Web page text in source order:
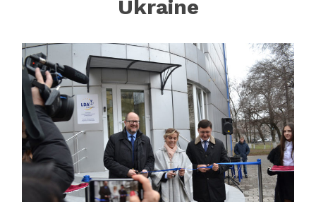
Ukraine